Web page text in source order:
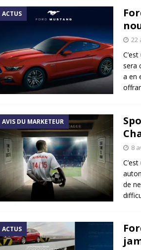
ACTUS
22
sera
a en
AVIS DU MARKETEUR
8
de
ACTUS